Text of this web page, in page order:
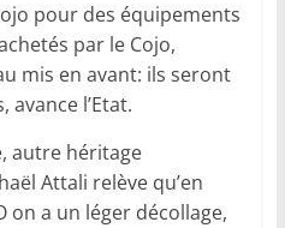
pour des équipements
par le Cojo,
mis en avant: ils seront
l’Etat.
autre héritage
Attali relève qu’en
on a un léger décollage,